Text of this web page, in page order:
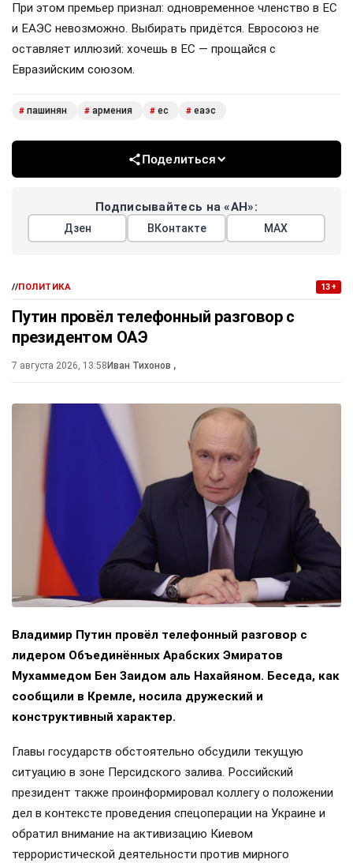
При этом премьер признал: одновременное членство в ЕС
и ЕАЭС невозможно. Выбирать придётся. Евросоюз не
оставляет иллюзий: хочешь в ЕС — прощайся с
Евразийским союзом.
# пашинян # армения # ес # еаэс
Поделиться
Подписывайтесь на «АН»:
Дзен ВКонтакте МАХ
//ПОЛИТИКА 13+
Путин провёл телефонный разговор с
президентом ОАЭ
7 августа 2026, 13:58 Иван Тихонов ,
Владимир Путин провёл телефонный разговор с
лидером Объединённых Арабских Эмиратов
Мухаммедом Бен Заидом аль Нахайяном. Беседа, как
сообщили в Кремле, носила дружеский и
конструктивный характер.
Главы государств обстоятельно обсудили текущую
ситуацию в зоне Персидского залива. Российский
президент также проинформировал коллегу о положении
дел в контексте проведения спецоперации на Украине и
обратил внимание на активизацию Киевом
террористической деятельности против мирного